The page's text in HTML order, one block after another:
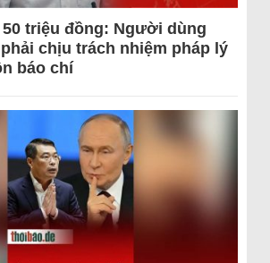
50 triệu đồng: Người dùng
chịu trách nhiệm pháp lý
báo chí